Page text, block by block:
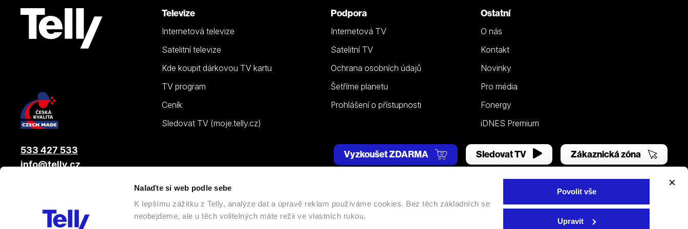
Nalaďte si web podle sebe
K lepšímu zážitku z Telly, analýze dat a úpravě reklam používáme cookies. Bez těch základních se
neobejdeme, ale u těch volitelných máte režii ve vlastních rukou.
Povolit vše
Upravit
Televize
Internetová televize
Satelitní televize
Kde koupit dárkovou TV kartu
TV program
Ceník
Sledovat TV (moje.telly.cz)
Podpora
Internetová TV
Satelitní TV
Ochrana osobních údajů
Šetříme planetu
Prohlášení o přístupnosti
Ostatní
O nás
Kontakt
Novinky
Pro média
Fonergy
iDNES Premium
533 427 533
info@telly.cz
Vyzkoušet ZDARMA Sledovat TV Zákaznická zóna
, člen skupiny LAMA ENERGY GROUP | Všechna práva vyhrazena. |Nastavení cookies